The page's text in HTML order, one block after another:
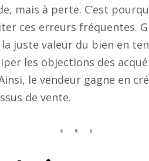
mais à perte. C’est
ces erreurs fréquentes.
juste valeur du bien en
les objections des
le vendeur gagne en
de vente.